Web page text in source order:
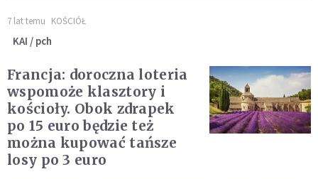
7 lat temu KOŚCIÓŁ
KAI / pch
Francja: doroczna loteria
wspomoże klasztory i
kościoły. Obok zdrapek
po 15 euro będzie też
można kupować tańsze
losy po 3 euro